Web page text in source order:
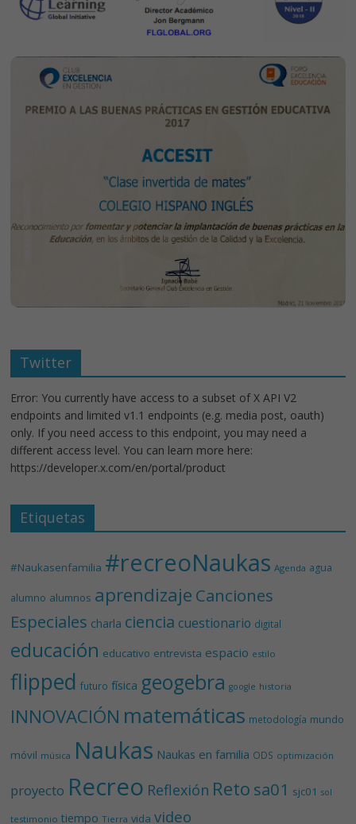
Twitter
Error: You currently have access to a subset of X API V2
endpoints and limited v1.1 endpoints (e.g. media post, oauth)
only. If you need access to this endpoint, you may need a
different access level. You can learn more here:
https://developer.x.com/en/portal/product
Etiquetas
#Naukasenfamilia #recreoNaukas Agenda agua
alumno alumnos aprendizaje Canciones
Especiales charla ciencia cuestionario digital
educación educativo entrevista espacio estilo
flipped futuro física geogebra google historia
INNOVACIÓN matemáticas metodología mundo
móvil música Naukas Naukas en familia ODS optimización
proyecto Recreo Reflexión Reto sa01 sjc01 sol
testimonio tiempo Tierra vida video